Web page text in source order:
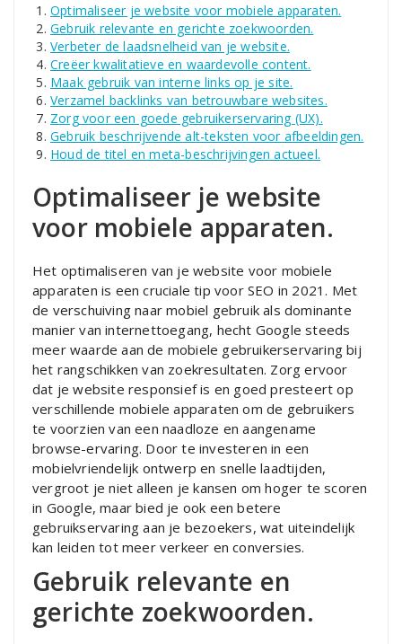
Optimaliseer je website voor mobiele apparaten.
Gebruik relevante en gerichte zoekwoorden.
Verbeter de laadsnelheid van je website.
Creëer kwalitatieve en waardevolle content.
Maak gebruik van interne links op je site.
Verzamel backlinks van betrouwbare websites.
Zorg voor een goede gebruikerservaring (UX).
Gebruik beschrijvende alt-teksten voor afbeeldingen.
Houd de titel en meta-beschrijvingen actueel.
Optimaliseer je website
voor mobiele apparaten.
Het optimaliseren van je website voor mobiele
apparaten is een cruciale tip voor SEO in 2021. Met
de verschuiving naar mobiel gebruik als dominante
manier van internettoegang, hecht Google steeds
meer waarde aan de mobiele gebruikerservaring bij
het rangschikken van zoekresultaten. Zorg ervoor
dat je website responsief is en goed presteert op
verschillende mobiele apparaten om de gebruikers
te voorzien van een naadloze en aangename
browse-ervaring. Door te investeren in een
mobielvriendelijk ontwerp en snelle laadtijden,
vergroot je niet alleen je kansen om hoger te scoren
in Google, maar bied je ook een betere
gebruikservaring aan je bezoekers, wat uiteindelijk
kan leiden tot meer verkeer en conversies.
Gebruik relevante en
gerichte zoekwoorden.